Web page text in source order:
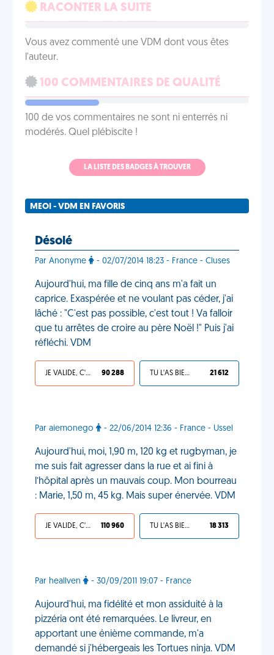
RACONTER LA SUITE
Vous avez commenté une VDM dont vous êtes
l'auteur.
100 COMMENTAIRES DE QUALITÉ
100 de vos commentaires ne sont ni enterrés ni
modérés. Quel plébiscite !
LA LISTE DES BADGES À TROUVER
MEOI - VDM EN FAVORIS
Désolé
Par Anonyme - 02/07/2014 18:23 - France - Cluses
Aujourd'hui, ma fille de cinq ans m'a fait un
caprice. Exaspérée et ne voulant pas céder, j'ai
lâché : "C'est pas possible, c'est tout ! Va falloir
que tu arrêtes de croire au père Noël !" Puis j'ai
réfléchi. VDM
JE VALIDE, C'EST UNE VDM 90 288 TU L'AS BIEN MÉRITÉ 21 612
Par aiemonego - 22/06/2014 12:36 - France - Ussel
Aujourd'hui, moi, 1,90 m, 120 kg et rugbyman, je
me suis fait agresser dans la rue et ai fini à
l’hôpital après un mauvais coup. Mon bourreau
: Marie, 1,50 m, 45 kg. Mais super énervée. VDM
JE VALIDE, C'EST UNE VDM 110 960 TU L'AS BIEN MÉRITÉ 18 313
Par heallven - 30/09/2011 19:07 - France
Aujourd'hui, ma fidélité et mon assiduité à la
pizzéria ont été remarquées. Le livreur, en
apportant une énième commande, m'a
demandé si j'hébergeais les Tortues ninja. VDM